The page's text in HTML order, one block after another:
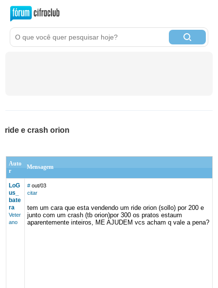
ride e crash orion
Auto
r
Mensagem
LoG
us_
bate
ra
Veter
ano
# out/03
citar
tem um cara que esta vendendo um ride orion (sollo) por 200 e
junto com um crash (tb orion)por 300 os pratos estaum
aparentemente inteiros, ME AJUDEM vcs acham q vale a pena?